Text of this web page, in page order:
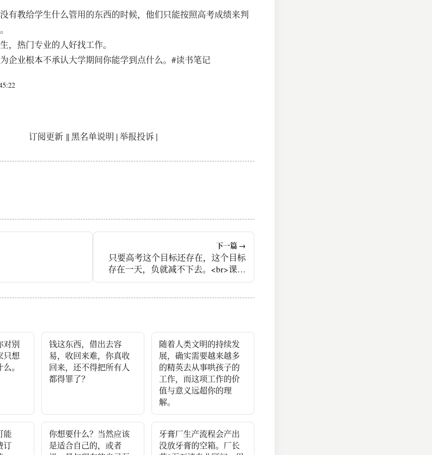
有教给学生什么管用的东西的时候，他们只能按照高考成绩来判
，热门专业的人好找工作。
企业根本不承认大学期间你能学到点什么。#读书笔记
订阅更新||黑名单说明 |举报投诉 |
下一篇 →
只要高考这个目标还存在，这个目标
存在一天，负就减不下去。<br>课本
裁减，有钱的学生会请家教；提前放
对别
只想
。
钱这东西，借出去容
易，收回来难，你真收
回来，还不得把所有人
都得罪了？
随着人类文明的持续发
展，确实需要越来越多
的精英去从事哄孩子的
工作，而这项工作的价
值与意义远超你的理
解。
能
订
你想要什么？当然应该
是适合自己的，或者
牙膏厂生产流程会产出
没放牙膏的空箱。厂长